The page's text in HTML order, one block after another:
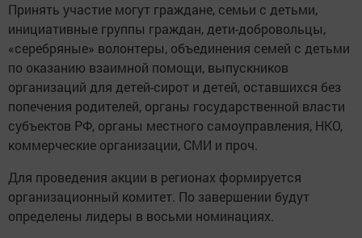
Принять участие могут граждане, семьи с детьми,
инициативные группы граждан, дети-добровольцы,
«серебряные» волонтеры, объединения семей с детьми
по оказанию взаимной помощи, выпускников
организаций для детей-сирот и детей, оставшихся без
попечения родителей, органы государственной власти
субъектов РФ, органы местного самоуправления, НКО,
коммерческие организации, СМИ и проч.
Для проведения акции в регионах формируется
организационный комитет. По завершении будут
определены лидеры в восьми номинациях.